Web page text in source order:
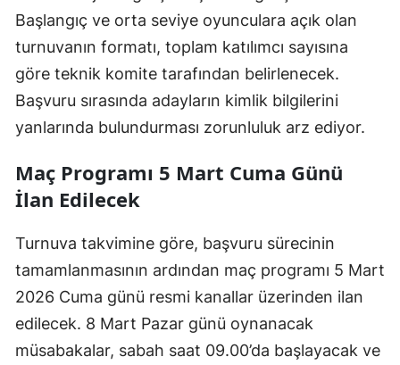
Başlangıç ve orta seviye oyunculara açık olan
turnuvanın formatı, toplam katılımcı sayısına
göre teknik komite tarafından belirlenecek.
Başvuru sırasında adayların kimlik bilgilerini
yanlarında bulundurması zorunluluk arz ediyor.
Maç Programı 5 Mart Cuma Günü
İlan Edilecek
Turnuva takvimine göre, başvuru sürecinin
tamamlanmasının ardından maç programı 5 Mart
2026 Cuma günü resmi kanallar üzerinden ilan
edilecek. 8 Mart Pazar günü oynanacak
müsabakalar, sabah saat 09.00’da başlayacak ve